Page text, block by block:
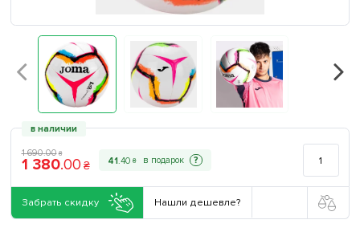
в наличии
1 690.00 ₴
1 380.00 ₴ 41.40 ₴ ?
Забрать скидку Нашли дешевле?